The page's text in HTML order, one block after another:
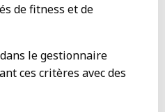
de fitness et de
le gestionnaire
ces critères avec des